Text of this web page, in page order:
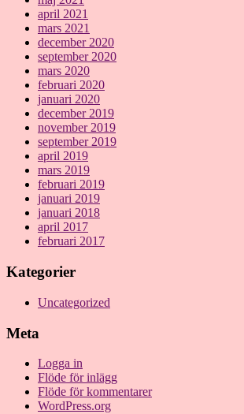
april 2021
mars 2021
december 2020
september 2020
mars 2020
februari 2020
januari 2020
december 2019
november 2019
september 2019
april 2019
mars 2019
februari 2019
januari 2019
januari 2018
april 2017
februari 2017
Kategorier
Uncategorized
Meta
Logga in
Flöde för inlägg
Flöde för kommentarer
WordPress.org